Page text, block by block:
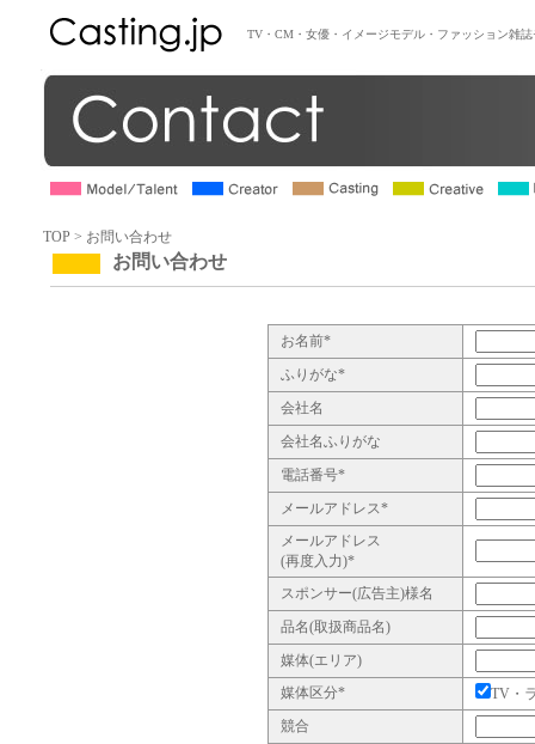
TV・CM・女優・イメージモデル・ファッション雑
TOP > お問い合わせ
お問い合わせ
お名前*
ふりがな*
会社名
会社名ふりがな
電話番号*
メールアドレス*
メールアドレス
(再度入力)*
スポンサー(広告主)様名
品名(取扱商品名)
媒体(エリア)
媒体区分*
TV・
競合